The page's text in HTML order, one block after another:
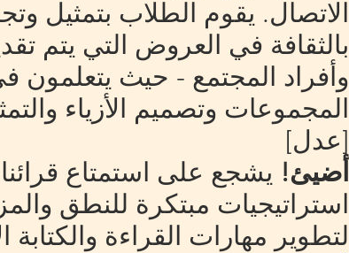
الاتصال. يقوم الطلاب بتمثيل
بالثقافة في العروض التي يتم
وأفراد المجتمع - حيث
المجموعات وتصميم الأزياء
[عدل]
أضيئ! يشجع على استمتاع
استراتيجيات مبتكرة للنطق
لتطوير مهارات القراءة والكتابة